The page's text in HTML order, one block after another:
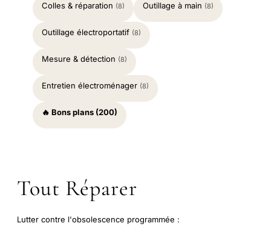
Colles & réparation (8) Outillage à main (8)
Outillage électroportatif (8)
Mesure & détection (8)
Entretien électroménager (8)
🔥 Bons plans (200)
Tout Réparer
Lutter contre l'obsolescence programmée :